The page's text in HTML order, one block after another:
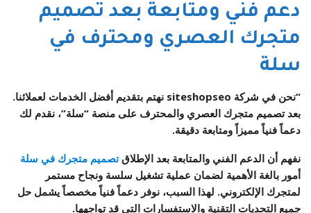
دعم فني ومتابعة بعد تصميم
متجرك العصري ومحترف في
سلة
“نحن في شركة siteshopseo نهتم بتقديم أفضل الخدمات لعملائنا.
بعد تصميم متجرك العصري والمحترف على منصة “سلة”، نقدم لك
دعماً فنياً مميزاً ومتابعة دقيقة.
نفهم أن الدعم الفني والمتابعة بعد الإطلاقتصميم متجرك في سلة
أمور بالغة الأهمية لضمان عملية تشغيل سلسة ونجاح مستمر
لمتجرك الإلكتروني. لهذا السبب، نوفر دعماً فنياً مخصصاً يشمل حل
جميع التحديات التقنية والاستفسارات التي قد تواجهها.